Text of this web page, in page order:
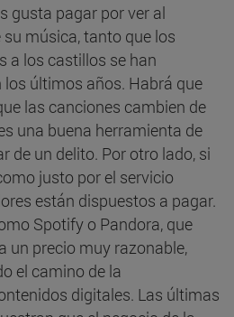
gusta pagar por ver al
música, tanto que los
a los castillos se han
últimos años. Habrá que
las canciones cambien de
una buena herramienta de
de un delito. Por otro lado, si
justo por el servicio
están dispuestos a pagar.
Spotify o Pandora, que
un precio muy razonable,
el camino de la
digitales. Las últimas